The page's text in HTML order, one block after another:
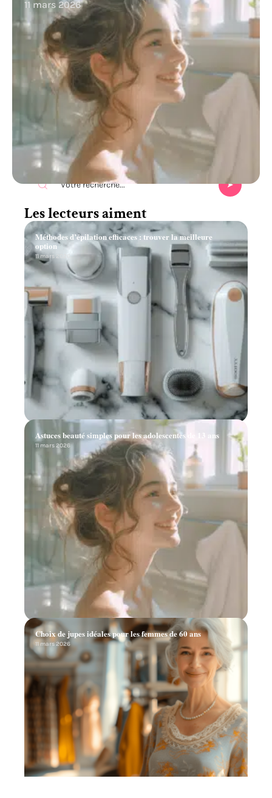
11 mars 2026
Recherche
Les lecteurs aiment
Méthodes d’épilation efficaces : trouver la meilleure
option
11 mars 2026
Astuces beauté simples pour les adolescentes de 13 ans
11 mars 2026
Choix de jupes idéales pour les femmes de 60 ans
11 mars 2026